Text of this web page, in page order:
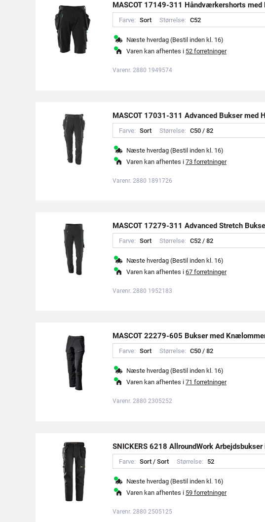
MASCOT 17149-311 Håndværkershorts
Farve: Sort Størrelse: C52
Næste hverdag (Bestil inden kl. 16)
Varen kan afhentes i 52 forretninger
Varenr. 2880 1949574
MASCOT 17031-311 Advanced Bukser med
Farve: Sort Størrelse: C50 / 82
Næste hverdag (Bestil inden kl. 16)
Varen kan afhentes i 73 forretninger
Varenr. 2880 1891726
MASCOT 17279-311 Advanced Stretch
Farve: Sort Størrelse: C52 / 82
Næste hverdag (Bestil inden kl. 16)
Varen kan afhentes i 67 forretninger
Varenr. 2880 1952183
MASCOT 22279-605 Bukser med
Farve: Sort Størrelse: C50 / 82
Næste hverdag (Bestil inden kl. 16)
Varen kan afhentes i 71 forretninger
Varenr. 2880 2305252
SNICKERS 6218 AllroundWork
Farve: Sort / Sort Størrelse: 52
Næste hverdag (Bestil inden kl. 16)
Varen kan afhentes i 59 forretninger
Varenr. 2880 2505125